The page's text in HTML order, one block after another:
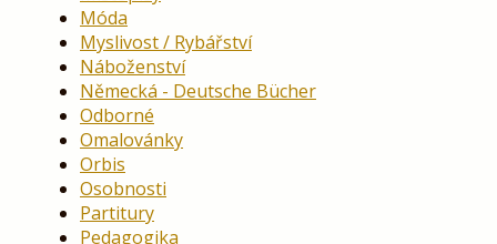
Móda
Myslivost / Rybářství
Náboženství
Německá - Deutsche Bücher
Odborné
Omalovánky
Orbis
Osobnosti
Partitury
Pedagogika